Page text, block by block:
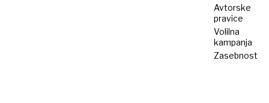
Avtorske
pravice
Volilna
kampanja
Zasebnost